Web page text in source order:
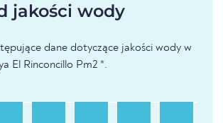
jakości wody
dane dotyczące jakości wody w
El Rinconcillo Pm2 *.